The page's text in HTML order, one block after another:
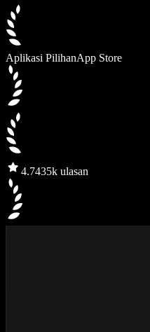
Aplikasi PilihanApp Store
4.7435k ulasan